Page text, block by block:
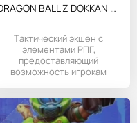
DRAGON BALL Z DOKKAN BATTLE
Tактический экшен с
элементами РПГ,
предоставляющий
возможность игрокам